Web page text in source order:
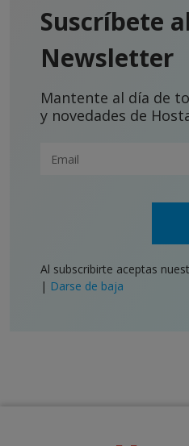
Suscríbete
Newsletter
Mantente al día de
y novedades de
Al subscribirte aceptas
| Darse de baja